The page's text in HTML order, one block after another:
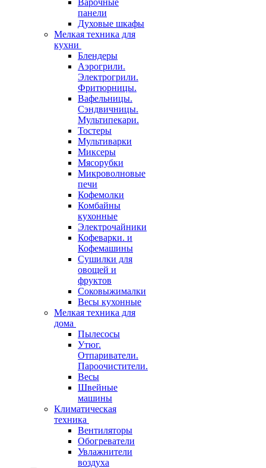
Варочные
панели
Духовые шкафы
Мелкая техника для
кухни
Блендеры
Аэрогрили.
Электрогрили.
Фритюрницы.
Вафельницы.
Сэндвичницы.
Мультипекари.
Тостеры
Мультиварки
Миксеры
Мясорубки
Микроволновые
печи
Кофемолки
Комбайны
кухонные
Электрочайники
Кофеварки. и
Кофемашины
Сушилки для
овощей и
фруктов
Соковыжималки
Весы кухонные
Мелкая техника для
дома
Пылесосы
Утюг.
Отпариватели.
Пароочистители.
Весы
Швейные
машины
Климатическая
техника
Вентиляторы
Обогреватели
Увлажнители
воздуха